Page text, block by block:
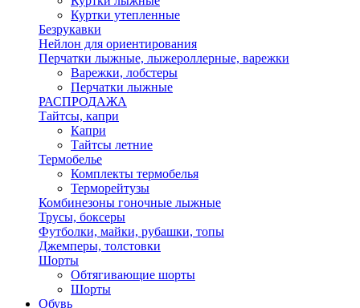
Куртки утепленные
Безрукавки
Нейлон для ориентирования
Перчатки лыжные, лыжероллерные, варежки
Варежки, лобстеры
Перчатки лыжные
РАСПРОДАЖА
Тайтсы, капри
Капри
Тайтсы летние
Термобелье
Комплекты термобелья
Терморейтузы
Комбинезоны гоночные лыжные
Трусы, боксеры
Футболки, майки, рубашки, топы
Джемперы, толстовки
Шорты
Обтягивающие шорты
Шорты
Обувь